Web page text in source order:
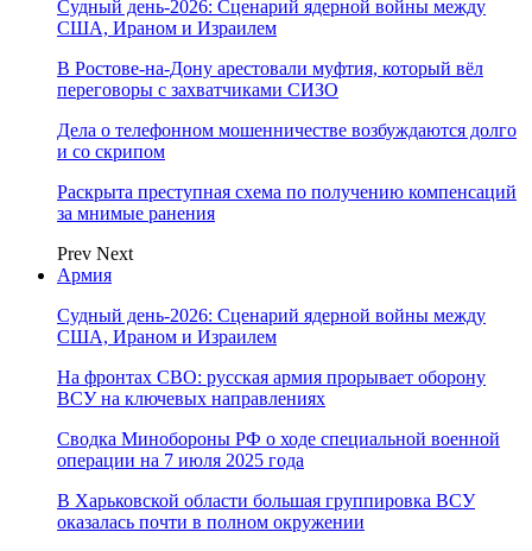
Судный день-2026: Сценарий ядерной войны между
США, Ираном и Израилем
В Ростове-на-Дону арестовали муфтия, который вёл
переговоры с захватчиками СИЗО
Дела о телефонном мошенничестве возбуждаются долго
и со скрипом
Раскрыта преступная схема по получению компенсаций
за мнимые ранения
Prev Next
Армия
Судный день-2026: Сценарий ядерной войны между
США, Ираном и Израилем
На фронтах СВО: русская армия прорывает оборону
ВСУ на ключевых направлениях
Сводка Минобороны РФ о ходе специальной военной
операции на 7 июля 2025 года
В Харьковской области большая группировка ВСУ
оказалась почти в полном окружении